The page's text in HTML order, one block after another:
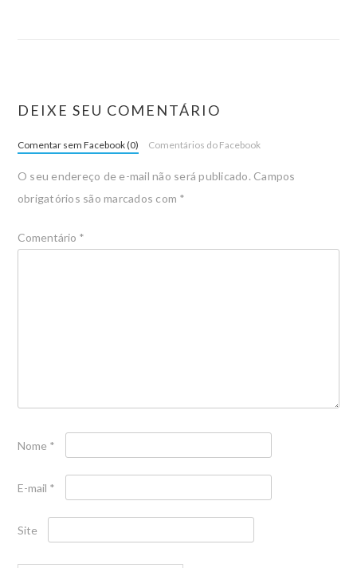
DEIXE SEU COMENTÁRIO
Comentar sem Facebook (0) Comentários do Facebook
O seu endereço de e-mail não será publicado. Campos
obrigatórios são marcados com *
Comentário *
Nome *
E-mail *
Site